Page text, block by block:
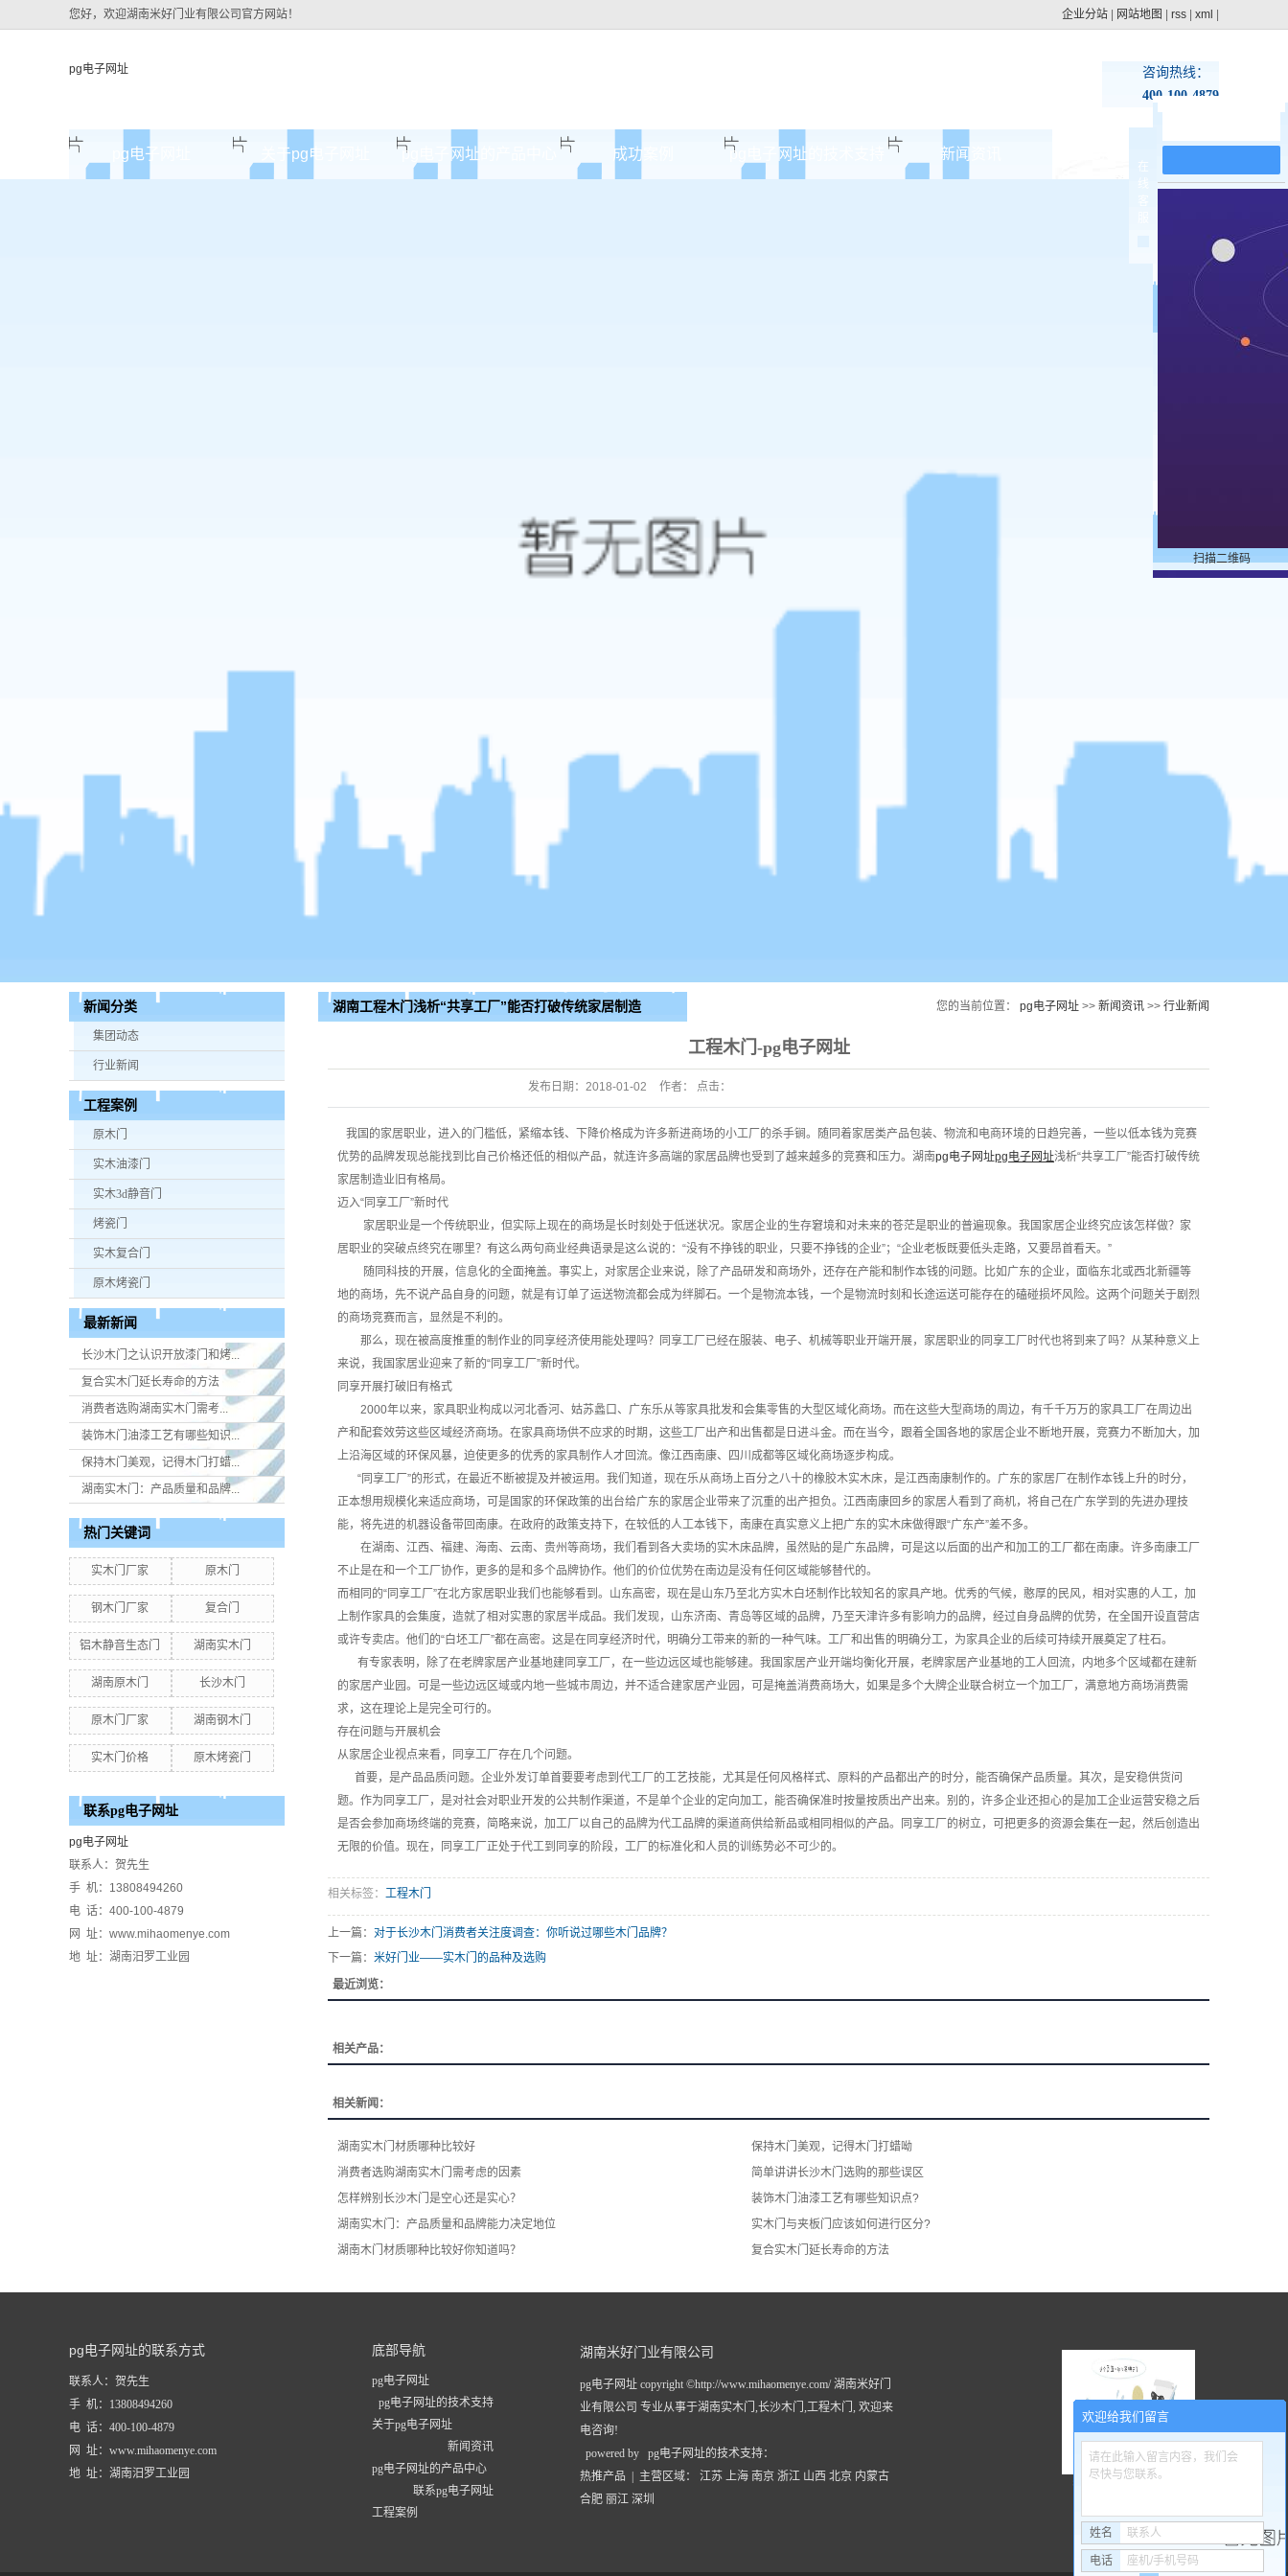
您好，欢迎湖南米好门业有限公司官方网站！ 企业分站 网站地图 rss xml
pg电子网址
咨询热线：
400-100-4879
pg电子网址 关于pg电子网址 pg电子网址的产品中心 成功案例 pg电子网址的技术支持 新闻资讯
新闻分类
集团动态
行业新闻
工程案例
原木门
实木油漆门
实木3d静音门
烤瓷门
实木复合门
原木烤瓷门
最新新闻
长沙木门之认识开放漆门和烤...
复合实木门延长寿命的方法
消费者选购湖南实木门​需考...
装饰木门油漆工艺有哪些知识...
保持木门美观，记得木门打蜡...
湖南实木门：产品质量和品牌...
热门关键词
实木门厂家 原木门
钢木门厂家 复合门
铝木静音生态门 湖南实木门
湖南原木门 长沙木门
原木门厂家 湖南钢木门
实木门价格 原木烤瓷门
联系pg电子网址
pg电子网址
联系人：贺先生
手 机：13808494260
电 话：400-100-4879
网 址：www.mihaomenye.com
地 址：湖南汨罗工业园
湖南工程木门浅析“共享工厂”能否打破传统家居制造
您的当前位置： pg电子网址 >> 新闻资讯 >> 行业新闻
工程木门-pg电子网址
发布日期： 2018-01-02 作者： 点击：
我国的家居职业，进入的门槛低，紧缩本钱、下降价格成为许多新进商场的小工厂的杀手锏。随同着家居类产品包装、物流和电商环境的日趋完善，一些以低本钱为竞赛
优势的品牌发现总能找到比自己价格还低的相似产品，就连许多高端的家居品牌也受到了越来越多的竞赛和压力。湖南pg电子网址pg电子网址浅析“共享工厂”能否打破传统
家居制造业旧有格局。
迈入“同享工厂”新时代
家居职业是一个传统职业，但实际上现在的商场是长时刻处于低迷状况。家居企业的生存窘境和对未来的苍茫是职业的普遍现象。我国家居企业终究应该怎样做？家
居职业的突破点终究在哪里？有这么两句商业经典语录是这么说的：“没有不挣钱的职业，只要不挣钱的企业”；“企业老板既要低头走路，又要昂首看天。”
随同科技的开展，信息化的全面掩盖。事实上，对家居企业来说，除了产品研发和商场外，还存在产能和制作本钱的问题。比如广东的企业，面临东北或西北新疆等
地的商场，先不说产品自身的问题，就是有订单了运送物流都会成为绊脚石。一个是物流本钱，一个是物流时刻和长途运送可能存在的磕碰损坏风险。这两个问题关于剧烈
的商场竞赛而言，显然是不利的。
那么，现在被高度推重的制作业的同享经济使用能处理吗？同享工厂已经在服装、电子、机械等职业开端开展，家居职业的同享工厂时代也将到来了吗？从某种意义上
来说，我国家居业迎来了新的“同享工厂”新时代。
同享开展打破旧有格式
2000年以来，家具职业构成以河北香河、姑苏蠡口、广东乐从等家具批发和会集零售的大型区域化商场。而在这些大型商场的周边，有千千万万的家具工厂在周边出
产和配套效劳这些区域经济商场。在家具商场供不应求的时期，这些工厂出产和出售都是日进斗金。而在当今，跟着全国各地的家居企业不断地开展，竞赛力不断加大，加
上沿海区域的环保风暴，迫使更多的优秀的家具制作人才回流。像江西南康、四川成都等区域化商场逐步构成。
“同享工厂”的形式，在最近不断被提及并被运用。我们知道，现在乐从商场上百分之八十的橡胶木实木床，是江西南康制作的。广东的家居厂在制作本钱上升的时分，
正本想用规模化来适应商场，可是国家的环保政策的出台给广东的家居企业带来了沉重的出产担负。江西南康回乡的家居人看到了商机，将自己在广东学到的先进办理技
能，将先进的机器设备带回南康。在政府的政策支持下，在较低的人工本钱下，南康在真实意义上把广东的实木床做得跟“广东产”差不多。
在湖南、江西、福建、海南、云南、贵州等商场，我们看到各大卖场的实木床品牌，虽然贴的是广东品牌，可是这以后面的出产和加工的工厂都在南康。许多南康工厂
不止是在和一个工厂协作，更多的是和多个品牌协作。他们的价位优势在南边是没有任何区域能够替代的。
而相同的“同享工厂”在北方家居职业我们也能够看到。山东高密，现在是山东乃至北方实木白坯制作比较知名的家具产地。优秀的气候，憨厚的民风，相对实惠的人工，加
上制作家具的会集度，造就了相对实惠的家居半成品。我们发现，山东济南、青岛等区域的品牌，乃至天津许多有影响力的品牌，经过自身品牌的优势，在全国开设直营店
或许专卖店。他们的“白坯工厂”都在高密。这是在同享经济时代，明确分工带来的新的一种气味。工厂和出售的明确分工，为家具企业的后续可持续开展奠定了柱石。
有专家表明，除了在老牌家居产业基地建同享工厂，在一些边远区域也能够建。我国家居产业开端均衡化开展，老牌家居产业基地的工人回流，内地多个区域都在建新
的家居产业园。可是一些边远区域或内地一些城市周边，并不适合建家居产业园，可是掩盖消费商场大，如果是多个大牌企业联合树立一个加工厂，满意地方商场消费需
求，这在理论上是完全可行的。
存在问题与开展机会
从家居企业视点来看，同享工厂存在几个问题。
首要，是产品品质问题。企业外发订单首要要考虑到代工厂的工艺技能，尤其是任何风格样式、原料的产品都出产的时分，能否确保产品质量。 其次，是安稳供货问
题。作为同享工厂，是对社会对职业开发的公共制作渠道，不是单个企业的定向加工，能否确保准时按量按质出产出来。 别的，许多企业还担心的是加工企业运营安稳之后
是否会参加商场终端的竞赛，简略来说，加工厂以自己的品牌为代工品牌的渠道商供给新品或相同相似的产品。
同享工厂的树立，可把更多的资源会集在一起，然后创造出
无限的价值。现在，同享工厂正处于代工到同享的阶段，工厂的标准化和人员的训练势必不可少的。
相关标签： 工程木门
上一篇： 对于长沙木门消费者关注度调查：你听说过哪些木门品牌？
下一篇： 米好门业——实木门的品种及选购
最近浏览：
相关产品：
相关新闻：
湖南实木门材质哪种比较好
保持木门美观，记得木门打蜡呦
消费者选购湖南实木门​需考虑的因素
简单讲讲长沙木门选购的那些误区
怎样辨别长沙木门是空心还是实心？
装饰木门油漆工艺有哪些知识点?
湖南实木门：产品质量和品牌能力决定地位
实木门与夹板门应该如何进行区分?
湖南木门材质哪种比较好你知道吗？
复合实木门延长寿命的方法
pg电子网址的联系方式
联系人：贺先生
手 机：13808494260
电 话：400-100-4879
网 址：www.mihaomenye.com
地 址：湖南汨罗工业园
底部导航
pg电子网址
pg电子网址的技术支持
关于pg电子网址
新闻资讯
pg电子网址的产品中心
联系pg电子网址
工程案例
湖南米好门业有限公司
pg电子网址 copyright ©http://www.mihaomenye.com/ 湖南米好门
业有限公司 专业从事于湖南实木门 ,长沙木门 ,工程木门 , 欢迎来
电咨询!
powered by pg电子网址的技术支持：
热推产品 | 主营区域： 江苏 上海 南京 浙江 山西 北京 内蒙古
合肥 丽江 深圳
在
扫描二维码
欢迎给我们留言
请在此输入留言内容，我们会
尽快与您联系。
姓名 联系人
电话 座机/手机号码